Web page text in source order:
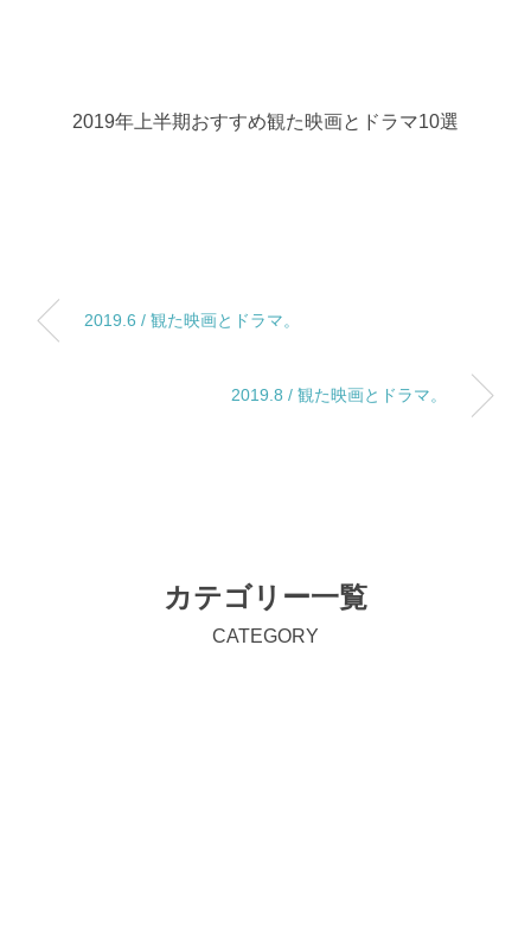
2019年上半期おすすめ観た映画とドラマ10選
2019.6 / 観た映画とドラマ。
2019.8 / 観た映画とドラマ。
カテゴリー一覧
CATEGORY